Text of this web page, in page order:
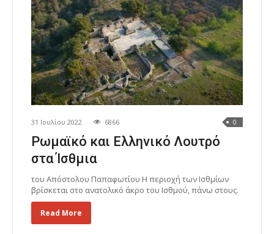
31 Ιουλίου 2022 6866 0
Ρωμαϊκό και Ελληνικό Λουτρό
στα Ίσθμια
του Απόστολου Παπαφωτίου Η περιοχή των Ισθμίων
βρίσκεται στο ανατολικό άκρο του Ισθμού, πάνω στους.
Read More